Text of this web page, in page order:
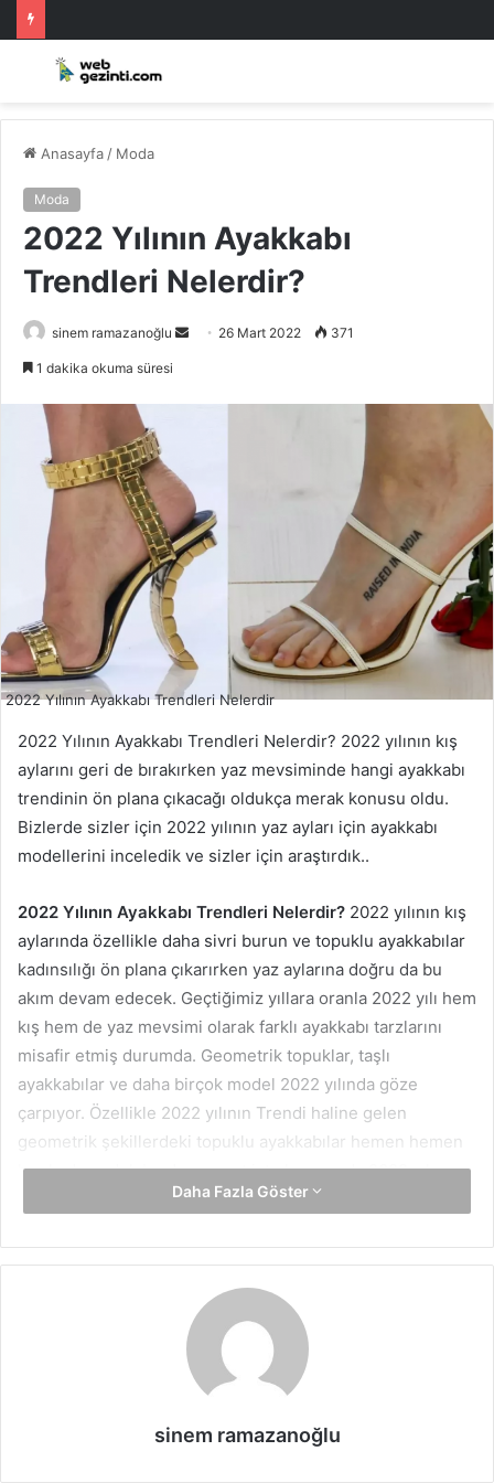
Anasayfa / Moda
Moda
2022 Yılının Ayakkabı
Trendleri Nelerdir?
sinem ramazanoğlu
Bir
26 Mart 2022 371
1 dakika okuma süresi
2022 Yılının Ayakkabı Trendleri Nelerdir
2022 Yılının Ayakkabı Trendleri Nelerdir? 2022 yılının kış
aylarını geri de bırakırken yaz mevsiminde hangi ayakkabı
trendinin ön plana çıkacağı oldukça merak konusu oldu.
Bizlerde sizler için 2022 yılının yaz ayları için ayakkabı
modellerini inceledik ve sizler için araştırdık..
2022 Yılının Ayakkabı Trendleri Nelerdir? 2022 yılının kış
aylarında özellikle daha sivri burun ve topuklu ayakkabılar
kadınsılığı ön plana çıkarırken yaz aylarına doğru da bu
akım devam edecek. Geçtiğimiz yıllara oranla 2022 yılı hem
kış hem de yaz mevsimi olarak farklı ayakkabı tarzlarını
misafir etmiş durumda. Geometrik topuklar, taşlı
ayakkabılar ve daha birçok model 2022 yılında göze
çarpıyor. Özellikle 2022 yılının Trendi haline gelen
geometrik şekillerdeki topuklu ayakkabılar hemen hemen
her kadının dolabında mevcut işte karşınızda 2022 yılının
Işıltılı Ayakkabılar
Bu sezon sade ayakkabıların aksine daha ışıltılı ayakkabılar
ön plana çıkacak. Ayakkabılarda kullanılan parlak taşlar
2022 yılının gözde modelleri haline gelecek.
Ayakkabılardaki ışıltının ardından özellikle topuklarda da
Daha Fazla Göster
sinem ramazanoğlu